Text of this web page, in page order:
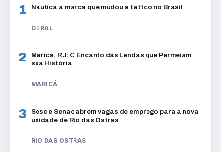
1 Náutica a marca que mudou a tattoo no Brasil
GERAL
2
Maricá, RJ: O Encanto das Lendas que Permeiam
sua História
MARICÁ
3
Sesc e Senac abrem vagas de emprego para a nova
unidade de Rio das Ostras
RIO DAS OSTRAS